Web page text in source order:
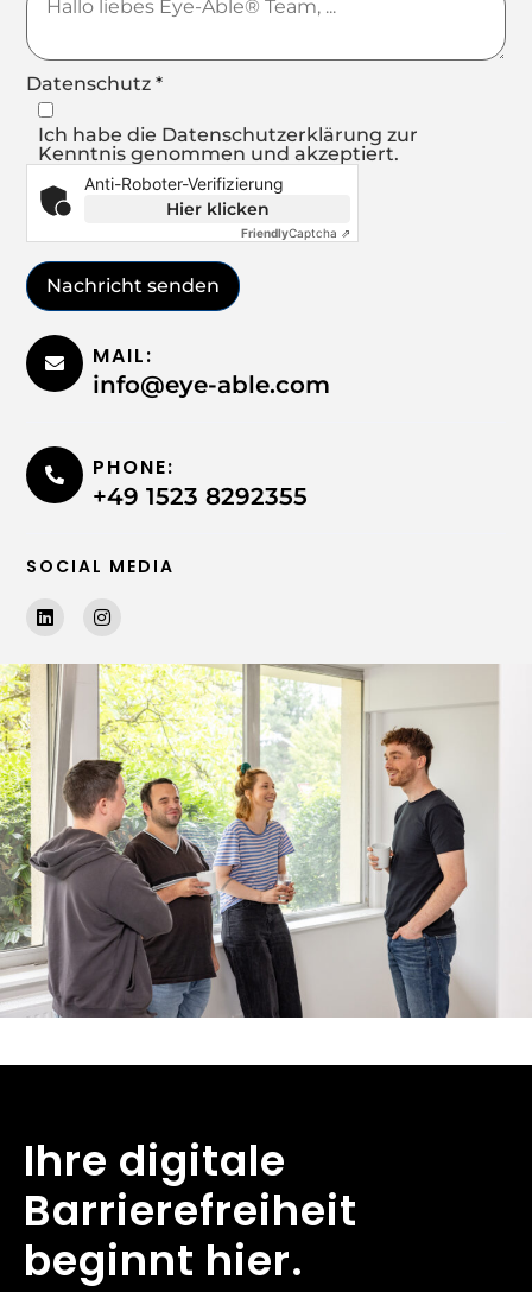
Datenschutz*
Ich habe die Datenschutzerklärung zur
Kenntnis genommen und akzeptiert.
Anti-Roboter-Verifizierung
Hier klicken
FriendlyCaptcha ⇗
Nachricht senden
MAIL:
info@eye-able.com
PHONE:
+49 1523 8292355
SOCIAL MEDIA
Ihre digitale
Barrierefreiheit
beginnt hier.